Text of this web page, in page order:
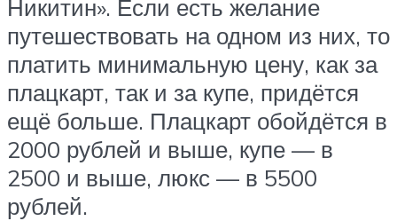
Никитин». Если есть желание
путешествовать на одном из них, то
платить минимальную цену, как за
плацкарт, так и за купе, придётся
ещё больше. Плацкарт обойдётся в
2000 рублей и выше, купе — в
2500 и выше, люкс — в 5500
рублей.